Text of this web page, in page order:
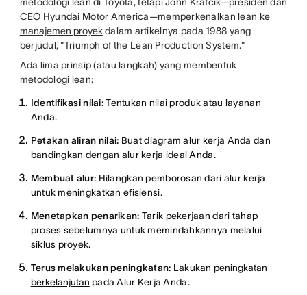
CEO Hyundai Motor America—memperkenalkan lean ke
manajemen proyekdalam artikelnya pada 1988 yang
berjudul, "Triumph of the Lean Production System."
Ada lima prinsip (atau langkah) yang membentuk
metodologi lean:
Identifikasi nilai:Tentukan nilai produk atau layanan
Anda.
Petakan aliran nilai: Buat diagram alur kerja Anda dan
bandingkan dengan alur kerja ideal Anda.
Membuat alur: Hilangkan pemborosan dari alur kerja
untuk meningkatkan efisiensi.
Menetapkan penarikan: Tarik pekerjaan dari tahap
proses sebelumnya untuk memindahkannya melalui
siklus proyek.
Terus melakukan peningkatan: Lakukanpeningkatan
berkelanjutan pada Alur Kerja Anda.